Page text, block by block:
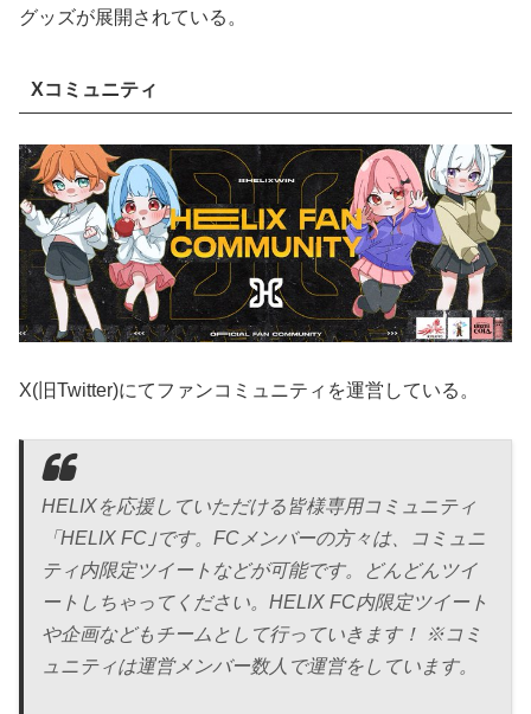
グッズが展開されている。
Xコミュニティ
X(旧Twitter)にてファンコミュニティを運営している。
HELIXを応援していただける皆様専用コミュニティ
「HELIX FC｣です。FCメンバーの方々は、コミュニ
ティ内限定ツイートなどが可能です。どんどんツイ
ートしちゃってください。HELIX FC内限定ツイート
や企画などもチームとして行っていきます！ ※コミ
ュニティは運営メンバー数人で運営をしています。